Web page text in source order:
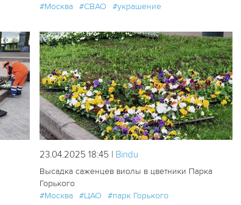
1 152 0
#Москва #СВАО #украшение
23.04.2025 18:45 | Bindu
Высадка саженцев виолы в цветники Парка
Горького
#Москва #ЦАО #парк Горького